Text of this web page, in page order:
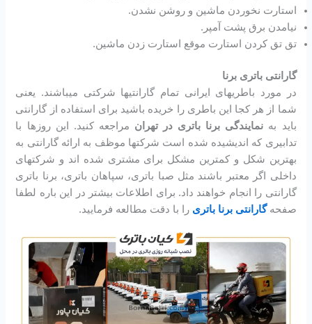
استارت نخوردن ماشین و روشن نشدن.
نیامدن برق پشت آمپر.
تق تق کردن استارت موقع استارت زدن ماشین.
گارانتی باتری برنا
در مورد باطریهای ایرانی تمام گارانتیها شرکتی میباشند. یعنی
شما از هر کجا این باطری را خریده باشید برای استفاده از گارانتی
باید به نمایندگی برنا باتری در تهران مراجعه کنید. این روزها با
تدابیری که اندیشیده شده است شرکتها موظف به ارائه گارانتی به
بهترین شکل و کمترین مشکل برای مشتری شده اند و شرکتهای
داخلی اگر معتبر باشند مثل صبا باتری، سپاهان باتری، برنا باتری
گارانتی را انجام خواهند داد. برای اطلاعات بیشتر در این باره لطفا
صفحهگارانتی برنا باتریرا با دقت مطالعه فرمایید.